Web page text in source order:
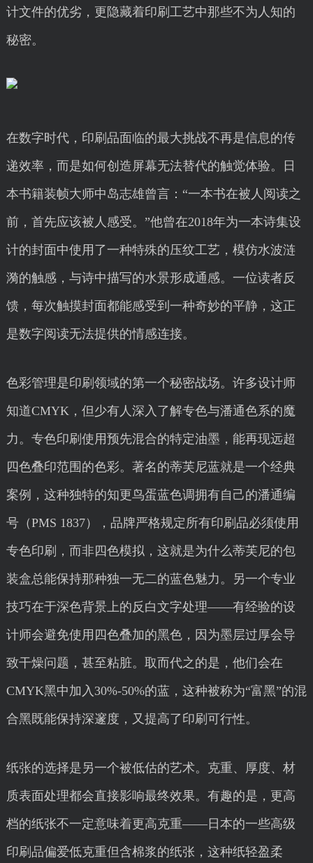
计文件的优劣，更隐藏着印刷工艺中那些不为人知的
秘密。
在数字时代，印刷品面临的最大挑战不再是信息的传
递效率，而是如何创造屏幕无法替代的触觉体验。日
本书籍装帧大师中岛志雄曾言：“一本书在被人阅读之
前，首先应该被人感受。”他曾在2018年为一本诗集设
计的封面中使用了一种特殊的压纹工艺，模仿水波涟
漪的触感，与诗中描写的水景形成通感。一位读者反
馈，每次触摸封面都能感受到一种奇妙的平静，这正
是数字阅读无法提供的情感连接。
色彩管理是印刷领域的第一个秘密战场。许多设计师
知道CMYK，但少有人深入了解专色与潘通色系的魔
力。专色印刷使用预先混合的特定油墨，能再现远超
四色叠印范围的色彩。著名的蒂芙尼蓝就是一个经典
案例，这种独特的知更鸟蛋蓝色调拥有自己的潘通编
号（PMS 1837），品牌严格规定所有印刷品必须使用
专色印刷，而非四色模拟，这就是为什么蒂芙尼的包
装盒总能保持那种独一无二的蓝色魅力。另一个专业
技巧在于深色背景上的反白文字处理——有经验的设
计师会避免使用四色叠加的黑色，因为墨层过厚会导
致干燥问题，甚至粘脏。取而代之的是，他们会在
CMYK黑中加入30%-50%的蓝，这种被称为“富黑”的混
合黑既能保持深邃度，又提高了印刷可行性。
纸张的选择是另一个被低估的艺术。克重、厚度、材
质表面处理都会直接影响最终效果。有趣的是，更高
档的纸张不一定意味着更高克重——日本的一些高级
印刷品偏爱低克重但含棉浆的纸张，这种纸轻盈柔